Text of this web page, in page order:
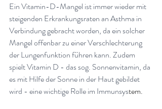
Ein Vitamin-D-Mangel ist immer wieder mit
steigenden Erkrankungsraten an Asthma in
Verbindung gebracht worden, da ein solcher
Mangel offenbar zu einer Verschlechterung
der Lungenfunktion führen kann. Zudem
spielt Vitamin D - das sog. Sonnenvitamin, da
es mit Hilfe der Sonne in der Haut gebildet
wird - eine wichtige Rolle im Immunsystem.